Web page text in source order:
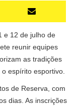
e 12 de julho de
reunir equipes
as tradições
espírito esportivo.
de Reserva, com
dias. As inscrições